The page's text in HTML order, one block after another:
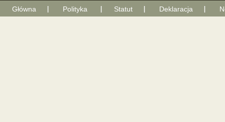
Główna Polityka Statut Deklaracja With